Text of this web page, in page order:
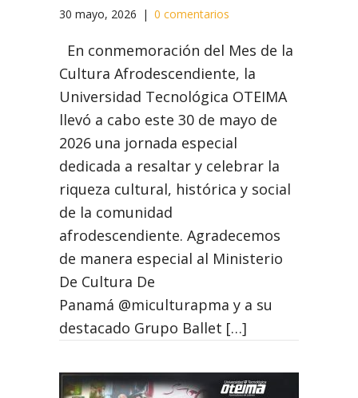
30 mayo, 2026 | 0 comentarios
En conmemoración del Mes de la
Cultura Afrodescendiente, la
Universidad Tecnológica OTEIMA
llevó a cabo este 30 de mayo de
2026 una jornada especial
dedicada a resaltar y celebrar la
riqueza cultural, histórica y social
de la comunidad
afrodescendiente. Agradecemos
de manera especial al Ministerio
De Cultura De
Panamá @miculturapma y a su
destacado Grupo Ballet […]